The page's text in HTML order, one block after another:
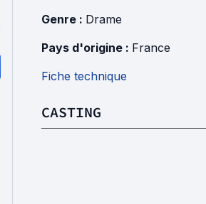
Genre : Drame
Pays d'origine : France
Fiche technique
CASTING